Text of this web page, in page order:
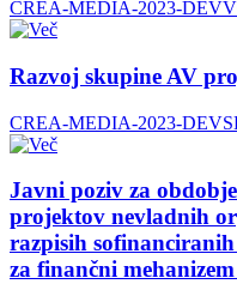
CREA-MEDIA-2023-
Razvoj skupine AV
CREA-MEDIA-2023-
Javni poziv za
projektov nevladnih
razpisih
za finančni